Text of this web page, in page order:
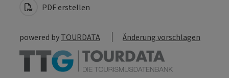
PDF erstellen
powered by TOURDATA Änderung vorschlagen